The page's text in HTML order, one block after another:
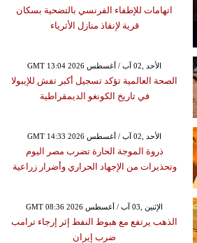
اتهامات للإطفاء الفرنسي بالتضحية بسكان
قرية لإنقاذ منازل الأثرياء
GMT 13:04 2026 الأحد ,02 آب / أغسطس
الصحة العالمية تؤكد تسجيل أكبر تفش للإيبولا
في تاريخ الكونغو الديمقراطية
GMT 14:33 2026 الأحد ,02 آب / أغسطس
ذروة الموجة الحارة تضرب مصر اليوم
وتحذيرات من الإجهاد الحراري وأضرار زراعية
GMT 08:36 2026 الإثنين ,03 آب / أغسطس
الذهب يرتفع مع هبوط النفط إثر إرجاء ترامب
ضرب إيران